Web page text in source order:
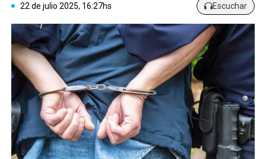
22 de julio 2025, 16:27hs Escuchar